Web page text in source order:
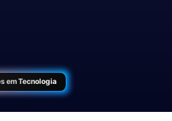
em Tecnologia